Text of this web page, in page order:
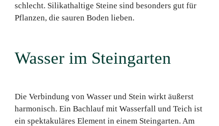
schlecht. Silikathaltige Steine sind besonders gut für
Pflanzen, die sauren Boden lieben.
Wasser im Steingarten
Die Verbindung von Wasser und Stein wirkt äußerst
harmonisch. Ein Bachlauf mit Wasserfall und Teich ist
ein spektakuläres Element in einem Steingarten. Am